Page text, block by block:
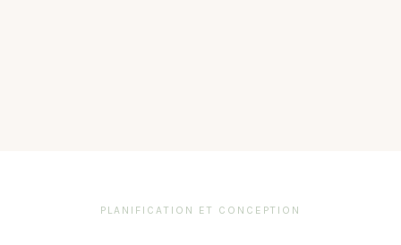
PLANIFICATION ET CONCEPTION